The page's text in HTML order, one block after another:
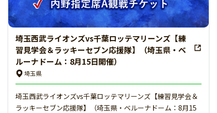
埼玉西武ライオンズvs千葉ロッテマリーンズ【練
習見学会＆ラッキーセブン応援隊】（埼玉県・ベ
ルーナドーム：8月15日開催）
埼玉県
埼玉西武ライオンズvs千葉ロッテマリーンズ【練習見学会＆
ラッキーセブン応援隊】（埼玉県・ベルーナドーム：8月15